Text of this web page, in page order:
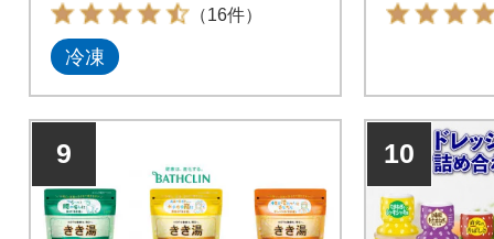
（16件）
冷凍
9 10